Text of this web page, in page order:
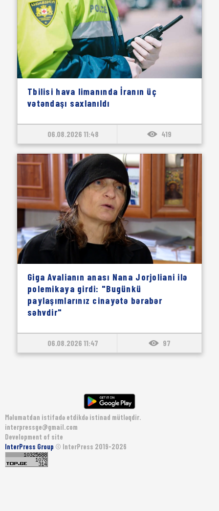
Tbilisi hava limanında İranın üç
vətəndaşı saxlanıldı
06.08.2026 11:48 419
Giga Avalianın anası Nana Jorjoliani ilə
polemikaya girdi: "Bugünkü
paylaşımlarınız cinayətə bərabər
səhvdir"
06.08.2026 11:47 97
Məlumatdan istifadə etdikdə istinad mütləqdir.
interpressge@gmail.com
Development of site
InterPress Group © InterPress 2019-2026